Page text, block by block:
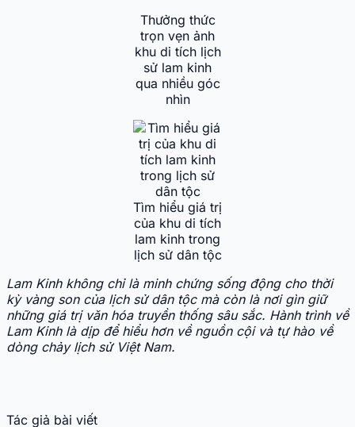
Thưởng thức
trọn vẹn ảnh
khu di tích lịch
sử lam kinh
qua nhiều góc
nhìn
Tìm hiểu giá trị
của khu di tích
lam kinh trong
lịch sử dân tộc
Lam Kinh không chỉ là minh chứng sống động cho thời
kỳ vàng son của lịch sử dân tộc mà còn là nơi gìn giữ
những giá trị văn hóa truyền thống sâu sắc. Hành trình về
Lam Kinh là dịp để hiểu hơn về nguồn cội và tự hào về
dòng chảy lịch sử Việt Nam.
Tác giả bài viết